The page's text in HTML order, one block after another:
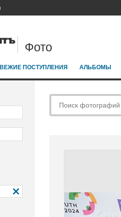
Фото
ПОСТУПЛЕНИЯ АЛЬБОМЫ